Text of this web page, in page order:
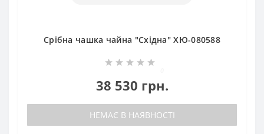
Срібна чашка чайна "Східна" ХЮ-080588
38 530 грн.
НЕМАЄ В НАЯВНОСТІ